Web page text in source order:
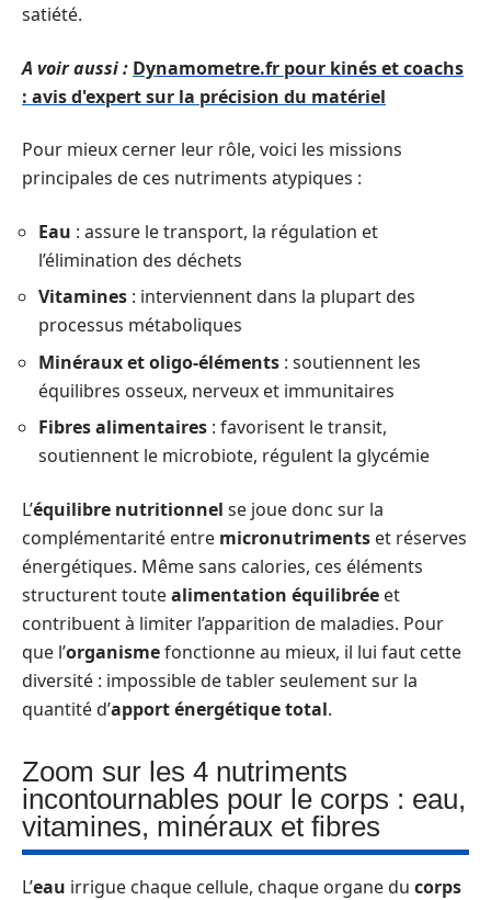
satiété.
A voir aussi : Dynamometre.fr pour kinés et coachs
: avis d'expert sur la précision du matériel
Pour mieux cerner leur rôle, voici les missions
principales de ces nutriments atypiques :
Eau : assure le transport, la régulation et
l’élimination des déchets
Vitamines : interviennent dans la plupart des
processus métaboliques
Minéraux et oligo-éléments : soutiennent les
équilibres osseux, nerveux et immunitaires
Fibres alimentaires : favorisent le transit,
soutiennent le microbiote, régulent la glycémie
L’équilibre nutritionnel se joue donc sur la
complémentarité entre micronutriments et réserves
énergétiques. Même sans calories, ces éléments
structurent toutealimentation équilibrée et
contribuent à limiter l’apparition de maladies. Pour
que l’organismefonctionne au mieux, il lui faut cette
diversité : impossible de tabler seulement sur la
quantité d’apport énergétique total.
Zoom sur les 4 nutriments
incontournables pour le corps : eau,
vitamines, minéraux et fibres
L’eau irrigue chaque cellule, chaque organe du corps